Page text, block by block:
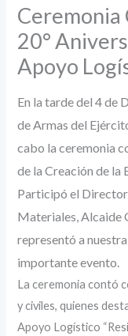
Ceremonia
20°
Apoyo
En la tarde del 4 de
de Armas del
cabo la ceremonia
de la Creación de la
Participó el Director
Materiales, Alcaide
representó a
importante evento.
La ceremonia contó
y civiles, quienes
Apoyo Logístico